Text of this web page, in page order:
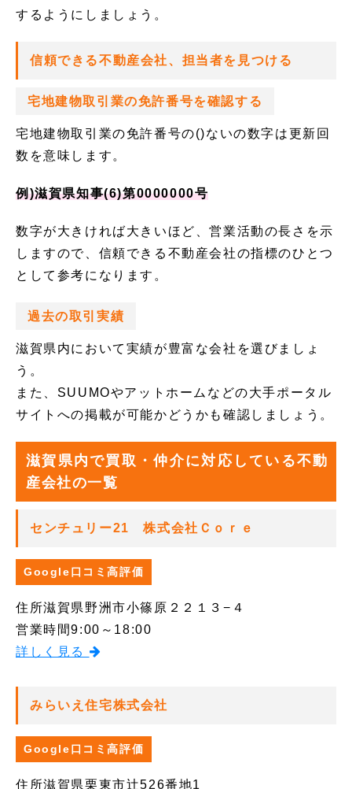
するようにしましょう。
信頼できる不動産会社、担当者を見つける
宅地建物取引業の免許番号を確認する
宅地建物取引業の免許番号の()ないの数字は更新回
数を意味します。
例)滋賀県知事(6)第0000000号
数字が大きければ大きいほど、営業活動の長さを示
しますので、信頼できる不動産会社の指標のひとつ
として参考になります。
過去の取引実績
滋賀県内において実績が豊富な会社を選びましょ
う。
また、SUUMOやアットホームなどの大手ポータル
サイトへの掲載が可能かどうかも確認しましょう。
滋賀県内で買取・仲介に対応している不動
産会社の一覧
センチュリー21 株式会社Ｃｏｒｅ
Google口コミ高評価
住所滋賀県野洲市小篠原２２１３−４
営業時間9:00～18:00
詳しく見る
みらいえ住宅株式会社
Google口コミ高評価
住所滋賀県栗東市辻526番地1